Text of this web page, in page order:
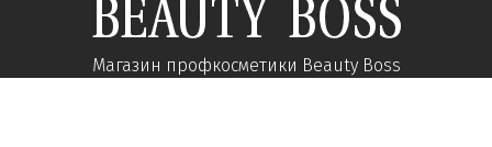
Магазин профкосметики Beauty Boss